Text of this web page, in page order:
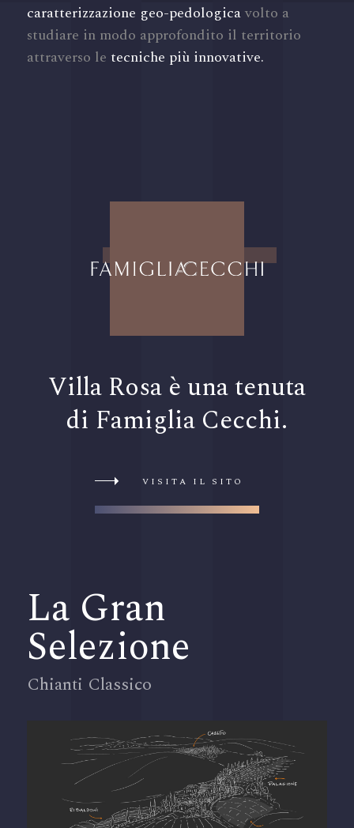
caratterizzazione geo-pedologicavolto a
studiare in modo approfondito il territorio
attraverso le tecniche più innovative.
Villa Rosa è una tenuta
di Famiglia Cecchi.
VISITA IL SITO
La Gran
Selezione
Chianti Classico